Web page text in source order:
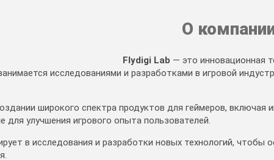
О
Flydigi Lab — это инновационная
исследованиями и разработками в игровой
широкого спектра продуктов для геймеров,
для улучшения игрового опыта пользователей.
в исследования и разработки новых технологий, чтобы